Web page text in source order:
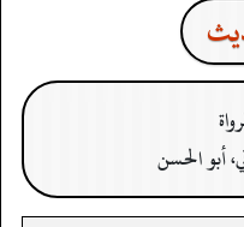
أبو الحسن